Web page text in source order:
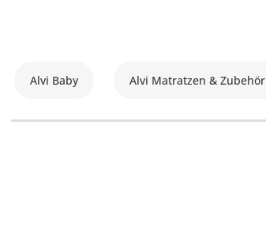
Alvi Baby Alvi Matratzen & Zubehör